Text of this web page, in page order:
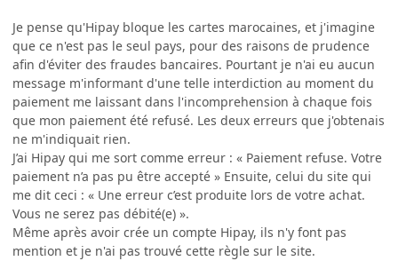
Je pense qu'Hipay bloque les cartes marocaines, et j'imagine
que ce n'est pas le seul pays, pour des raisons de prudence
afin d'éviter des fraudes bancaires. Pourtant je n'ai eu aucun
message m'informant d'une telle interdiction au moment du
paiement me laissant dans l'incomprehension à chaque fois
que mon paiement été refusé. Les deux erreurs que j'obtenais
ne m'indiquait rien.
J’ai Hipay qui me sort comme erreur : « Paiement refuse. Votre
paiement n’a pas pu être accepté » Ensuite, celui du site qui
me dit ceci : « Une erreur c’est produite lors de votre achat.
Vous ne serez pas débité(e) ».
Même après avoir crée un compte Hipay, ils n'y font pas
mention et je n'ai pas trouvé cette règle sur le site.